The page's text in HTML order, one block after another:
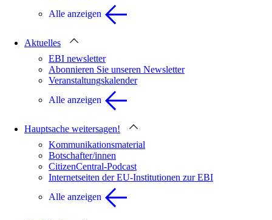
Alle anzeigen
Aktuelles
EBI newsletter
Abonnieren Sie unseren Newsletter
Veranstaltungskalender
Alle anzeigen
Hauptsache weitersagen!
Kommunikationsmaterial
Botschafter/innen
CitizenCentral-Podcast
Internetseiten der EU-Institutionen zur EBI
Alle anzeigen